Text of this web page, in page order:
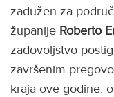
zadužen za
županije Roberto
zadovoljstvo
završenim
kraja ove godine,